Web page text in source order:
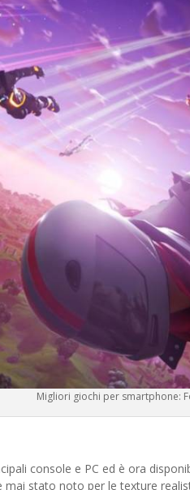
Migliori giochi per smartphone:
console e PC ed è ora
stato noto per le texture